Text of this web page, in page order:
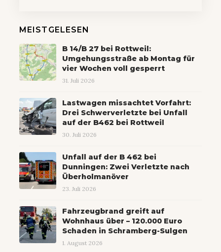
MEISTGELESEN
B 14/B 27 bei Rottweil:
Umgehungsstraße ab Montag für
vier Wochen voll gesperrt
31. Juli 2026
Lastwagen missachtet Vorfahrt:
Drei Schwerverletzte bei Unfall
auf der B462 bei Rottweil
30. Juli 2026
Unfall auf der B 462 bei
Dunningen: Zwei Verletzte nach
Überholmanöver
23. Juli 2026
Fahrzeugbrand greift auf
Wohnhaus über – 120.000 Euro
Schaden in Schramberg-Sulgen
1. August 2026